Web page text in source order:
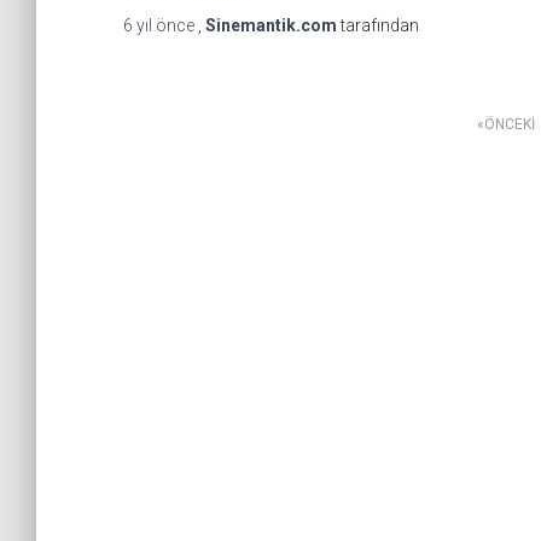
6 yıl önce Sinemantik.comtarafından
ÖNCEKI